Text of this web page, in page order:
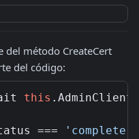
del método CreateCert
del código:
this
=== 'complete'